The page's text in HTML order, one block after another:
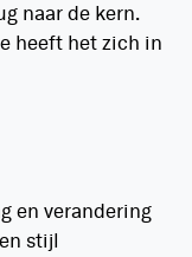
naar de kern.
heeft het zich in
en verandering
stijl